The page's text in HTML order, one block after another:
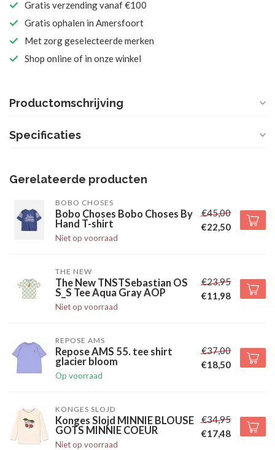
Gratis verzending vanaf €100
Gratis ophalen in Amersfoort
Met zorg geselecteerde merken
Shop online of in onze winkel
Productomschrijving
Specificaties
Gerelateerde producten
BOBO CHOSES
Bobo Choses Bobo Choses By
Hand T-shirt
Niet op voorraad
€45,00
€22,50
THE NEW
The New TNSTSebastian OS
S_S Tee Aqua Gray AOP
Niet op voorraad
€23,95
€11,98
REPOSE AMS
Repose AMS 55. tee shirt
glacier bloom
Op voorraad
€37,00
€18,50
KONGES SLOJD
Konges Slojd MINNIE BLOUSE
GOTS MINNIE COEUR
Niet op voorraad
€34,95
€17,48